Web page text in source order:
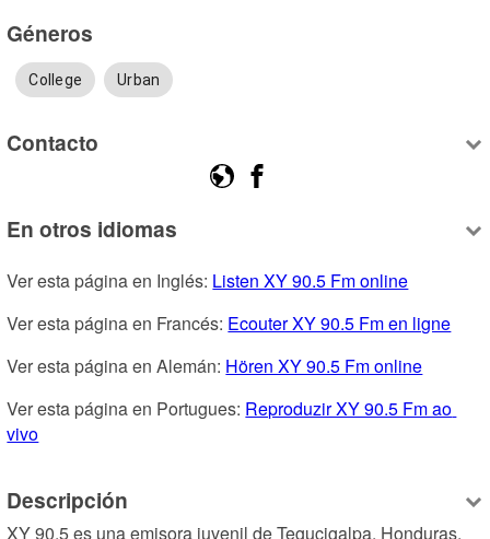
Géneros
College Urban
Contacto
En otros idiomas
Ver esta página en Inglés: Listen XY 90.5 Fm online
Ver esta página en Francés: Ecouter XY 90.5 Fm en ligne
Ver esta página en Alemán: Hören XY 90.5 Fm online
Ver esta página en Portugues: Reproduzir XY 90.5 Fm ao
vivo
Descripción
XY 90.5 es una emisora juvenil de Tegucigalpa, Honduras,